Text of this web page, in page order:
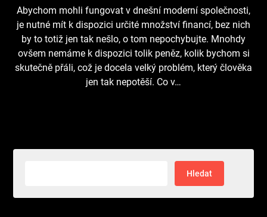
Abychom mohli fungovat v dnešní moderní společnosti,
je nutné mít k dispozici určité množství financí, bez nich
by to totiž jen tak nešlo, o tom nepochybujte. Mnohdy
ovšem nemáme k dispozici tolik peněz, kolik bychom si
skutečně přáli, což je docela velký problém, který člověka
jen tak nepotěší. Co v…